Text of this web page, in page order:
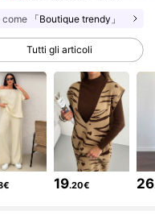
come 「Boutique trendy」
Tutti gli articoli
19.20€ 26